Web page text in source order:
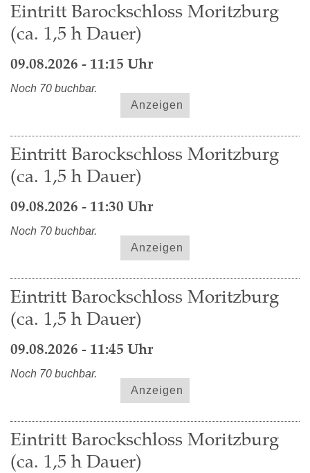
Eintritt Barockschloss Moritzburg
(ca. 1,5 h Dauer)
09.08.2026 - 11:15 Uhr
Noch 70 buchbar.
Anzeigen
Eintritt Barockschloss Moritzburg
(ca. 1,5 h Dauer)
09.08.2026 - 11:30 Uhr
Noch 70 buchbar.
Anzeigen
Eintritt Barockschloss Moritzburg
(ca. 1,5 h Dauer)
09.08.2026 - 11:45 Uhr
Noch 70 buchbar.
Anzeigen
Eintritt Barockschloss Moritzburg
(ca. 1,5 h Dauer)